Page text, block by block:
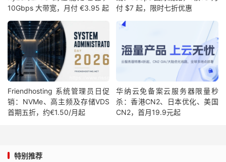
10Gbps 大带宽，月付 €3.95 起
付 $7 起，限时七折优惠
Friendhosting 系统管理员日促
销：NVMe、高主频及存储VDS
首期五折，约€1.50/月起
华纳云免备案云服务器限量秒
杀：香港CN2、日本优化、美国
CN2，首月19.9元起
特别推荐